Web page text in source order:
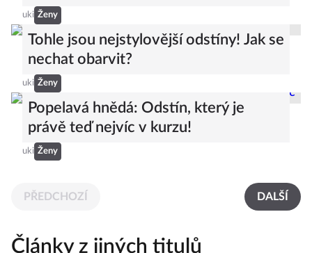
uki Ženy
Tohle jsou nejstylovější odstíny! Jak se
nechat obarvit?
uki Ženy
Popelavá hnědá: Odstín, který je
právě teď nejvíc v kurzu!
uki Ženy
PŘEDCHOZÍ DALŠÍ
Články z jiných titulů